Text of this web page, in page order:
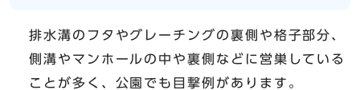
排水溝のフタやグレーチングの裏側や格子部分、
側溝やマンホールの中や裏側などに営巣している
ことが多く、公園でも目撃例があります。